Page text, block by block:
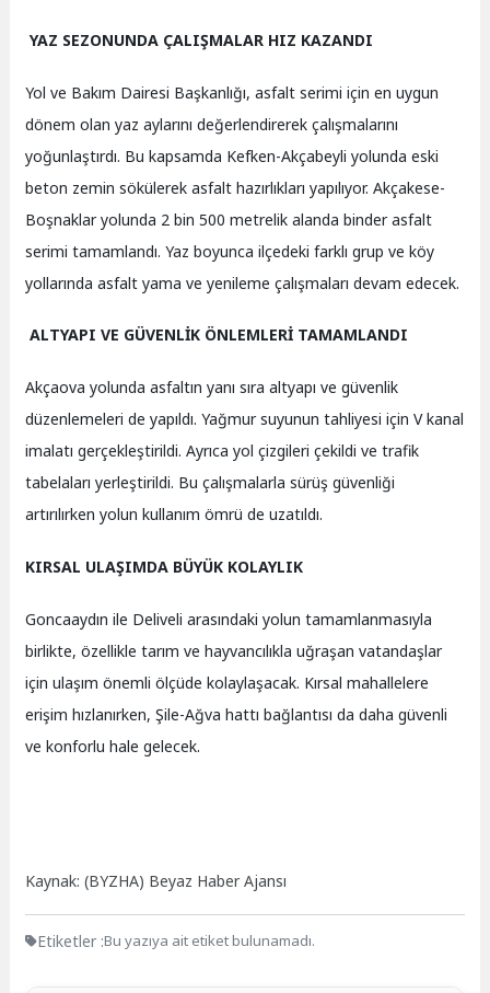
YAZ SEZONUNDA ÇALIŞMALAR HIZ KAZANDI
Yol ve Bakım Dairesi Başkanlığı, asfalt serimi için en uygun
dönem olan yaz aylarını değerlendirerek çalışmalarını
yoğunlaştırdı. Bu kapsamda Kefken-Akçabeyli yolunda eski
beton zemin sökülerek asfalt hazırlıkları yapılıyor. Akçakese-
Boşnaklar yolunda 2 bin 500 metrelik alanda binder asfalt
serimi tamamlandı. Yaz boyunca ilçedeki farklı grup ve köy
yollarında asfalt yama ve yenileme çalışmaları devam edecek.
ALTYAPI VE GÜVENLİK ÖNLEMLERİ TAMAMLANDI
Akçaova yolunda asfaltın yanı sıra altyapı ve güvenlik
düzenlemeleri de yapıldı. Yağmur suyunun tahliyesi için V kanal
imalatı gerçekleştirildi. Ayrıca yol çizgileri çekildi ve trafik
tabelaları yerleştirildi. Bu çalışmalarla sürüş güvenliği
artırılırken yolun kullanım ömrü de uzatıldı.
KIRSAL ULAŞIMDA BÜYÜK KOLAYLIK
Goncaaydın ile Deliveli arasındaki yolun tamamlanmasıyla
birlikte, özellikle tarım ve hayvancılıkla uğraşan vatandaşlar
için ulaşım önemli ölçüde kolaylaşacak. Kırsal mahallelere
erişim hızlanırken, Şile-Ağva hattı bağlantısı da daha güvenli
ve konforlu hale gelecek.
Kaynak: (BYZHA) Beyaz Haber Ajansı
Etiketler :Bu yazıya ait etiket bulunamadı.